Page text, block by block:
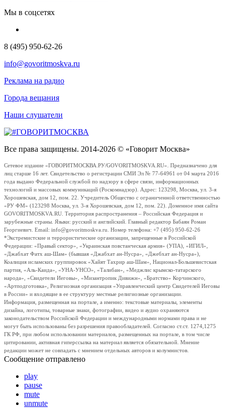
Мы в соцсетях
8 (495) 950-62-26
info@govoritmoskva.ru
Реклама на радио
Города вещания
Наши слушатели
Все права защищены. 2014-2026 © «Говорит Москва»
Сетевое издание «ГОВОРИТМОСКВА.РУ/GOVORITMOSKVA.RU». Предназначено для
лиц старше 16 лет. Свидетельство о регистрации СМИ Эл № 77-64961 от 04 марта 2016
года выдано Федеральной службой по надзору в сфере связи, информационных
технологий и массовых коммуникаций (Роскомнадзор). Адрес: 123298, Москва, ул. 3-я
Хорошевская, дом 12, пом. 22. Учредитель Общество с ограниченной ответственностью
«РУ ФМ» (123298 Москва, ул. 3-я Хорошевская, дом 12, пом. 22). Доменное имя сайта
GOVORITMOSKVA.RU. Территория распространения – Российская Федерация и
зарубежные страны. Языки: русский и английский. Главный редактор Бабаян Роман
Георгиевич. Email: info@govoritmoskva.ru. Номер телефона: +7 (495) 950-62-26
*Экстремистские и террористические организации, запрещенные в Российской
Федерации: «Правый сектор», «Украинская повстанческая армия» (УПА), «ИГИЛ»,
«Джабхат Фатх аш-Шам» (бывшая «Джабхат ан-Нусра», «Джебхат ан-Нусра»),
Коалиция исламских группировок «Хайят Тахрир аш-Шам», Национал-Большевистская
партия, «Аль-Каида», «УНА-УНСО», «Талибан», «Меджлис крымско-татарского
народа», «Свидетели Иеговы», «Мизантропик Дивижн», «Братство» Корчинского,
«Артподготовка», Религиозная организация «Управленческий центр Свидетелей Иеговы
в России» и входящие в ее структуру местные религиозные организации.
Информация, размещенная на портале, а именно: текстовые материалы, элементы
дизайна, логотипы, товарные знаки, фотографии, видео и аудио охраняются
законодательством Российской Федерации и международными нормами права и не
могут быть использованы без разрешения правообладателей. Согласно ст.ст. 1274,1275
ГК РФ, при любом использовании материалов, размещенных на портале, в том числе
цитировании, активная гиперссылка на материал является обязательной. Мнение
редакции может не совпадать с мнением отдельных авторов и колумнистов.
Сообщение отправлено
play
pause
mute
unmute